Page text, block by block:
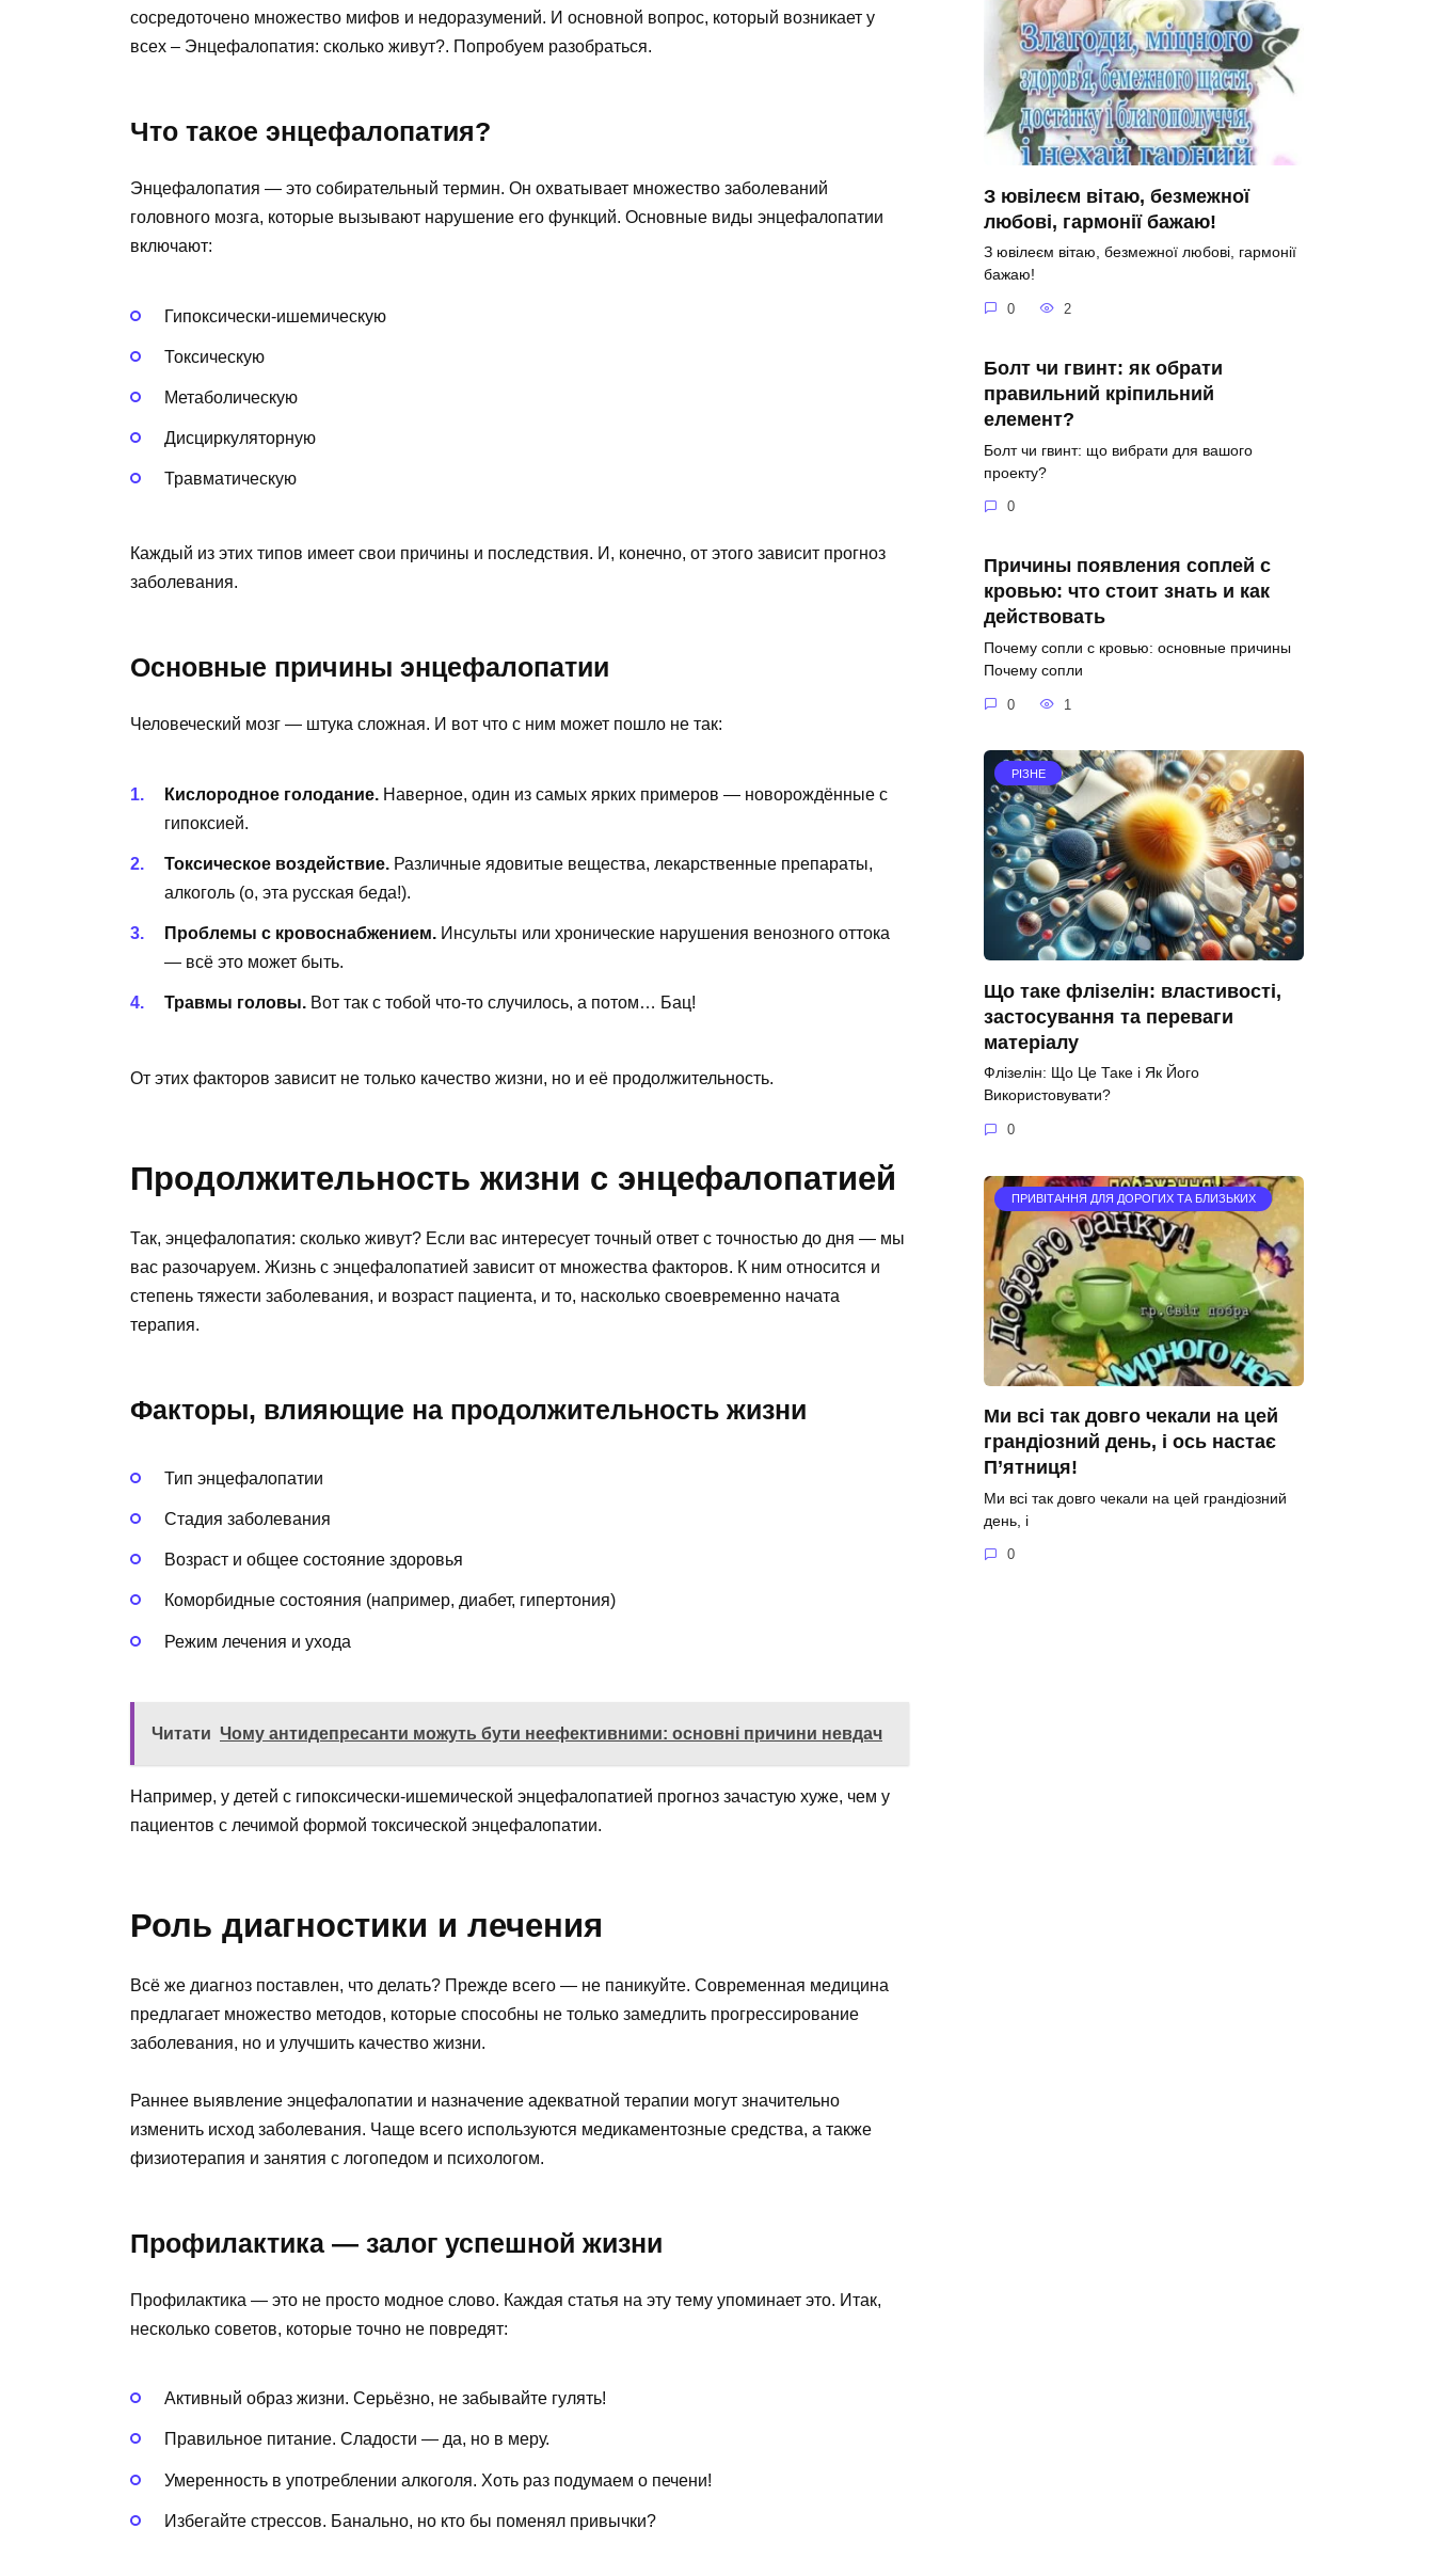
сосредоточено множество мифов и недоразумений. И основной вопрос, который возникает у
всех – Энцефалопатия: сколько живут?. Попробуем разобраться.
Что такое энцефалопатия?
Энцефалопатия — это собирательный термин. Он охватывает множество заболеваний
головного мозга, которые вызывают нарушение его функций. Основные виды энцефалопатии
включают:
Гипоксически-ишемическую
Токсическую
Метаболическую
Дисциркуляторную
Травматическую
Каждый из этих типов имеет свои причины и последствия. И, конечно, от этого зависит прогноз
заболевания.
Основные причины энцефалопатии
Человеческий мозг — штука сложная. И вот что с ним может пошло не так:
Кислородное голодание. Наверное, один из самых ярких примеров — новорождённые с
гипоксией.
Токсическое воздействие. Различные ядовитые вещества, лекарственные препараты,
алкоголь (о, эта русская беда!).
Проблемы с кровоснабжением. Инсульты или хронические нарушения венозного оттока
— всё это может быть.
Травмы головы. Вот так с тобой что-то случилось, а потом… Бац!
От этих факторов зависит не только качество жизни, но и её продолжительность.
Продолжительность жизни с энцефалопатией
Так, энцефалопатия: сколько живут? Если вас интересует точный ответ с точностью до дня — мы
вас разочаруем. Жизнь с энцефалопатией зависит от множества факторов. К ним относится и
степень тяжести заболевания, и возраст пациента, и то, насколько своевременно начата
терапия.
Факторы, влияющие на продолжительность жизни
Тип энцефалопатии
Стадия заболевания
Возраст и общее состояние здоровья
Коморбидные состояния (например, диабет, гипертония)
Режим лечения и ухода
Читати Чому антидепресанти можуть бути неефективними: основні причини невдач
Например, у детей с гипоксически-ишемической энцефалопатией прогноз зачастую хуже, чем у
пациентов с лечимой формой токсической энцефалопатии.
Роль диагностики и лечения
Всё же диагноз поставлен, что делать? Прежде всего — не паникуйте. Современная медицина
предлагает множество методов, которые способны не только замедлить прогрессирование
заболевания, но и улучшить качество жизни.
Раннее выявление энцефалопатии и назначение адекватной терапии могут значительно
изменить исход заболевания. Чаще всего используются медикаментозные средства, а также
физиотерапия и занятия с логопедом и психологом.
Профилактика — залог успешной жизни
Профилактика — это не просто модное слово. Каждая статья на эту тему упоминает это. Итак,
несколько советов, которые точно не повредят:
Активный образ жизни. Серьёзно, не забывайте гулять!
Правильное питание. Сладости — да, но в меру.
Умеренность в употреблении алкоголя. Хоть раз подумаем о печени!
Избегайте стрессов. Банально, но кто бы поменял привычки?
З ювілеєм вітаю, безмежної
любові, гармонії бажаю!
З ювілеєм вітаю, безмежної любові, гармонії
бажаю!
0 2
Болт чи гвинт: як обрати
правильний кріпильний
елемент?
Болт чи гвинт: що вибрати для вашого
проекту?
0
Причины появления соплей с
кровью: что стоит знать и как
действовать
Почему сопли с кровью: основные причины
Почему сопли
0 1
РІЗНЕ
Що таке флізелін: властивості,
застосування та переваги
матеріалу
Флізелін: Що Це Таке і Як Його
Використовувати?
0
ПРИВІТАННЯ ДЛЯ ДОРОГИХ ТА БЛИЗЬКИХ
Ми всі так довго чекали на цей
грандіозний день, і ось настає
П’ятниця!
Ми всі так довго чекали на цей грандіозний
день, і
0